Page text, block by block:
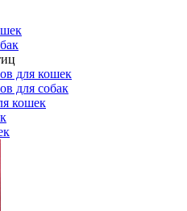
для кошек
для собак
кошек